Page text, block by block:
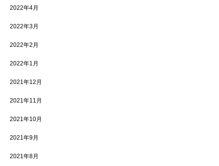
2022年4月
2022年3月
2022年2月
2022年1月
2021年12月
2021年11月
2021年10月
2021年9月
2021年8月